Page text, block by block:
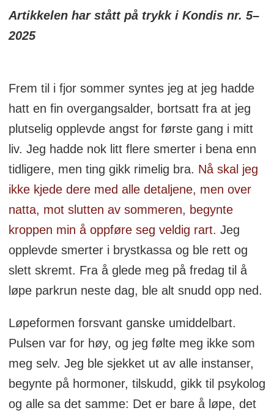
ingen treningshistorie fra ungdomstiden,
der hun kan se fjorden. (Foto: Emilia
Pulido Ulvang)
Artikkelen har stått på trykk i Kondis nr. 5–
2025
Frem til i fjor sommer syntes jeg at jeg hadde
hatt en fin overgangsalder, bortsatt fra at jeg
plutselig opplevde angst for første gang i mitt
liv. Jeg hadde nok litt flere smerter i bena enn
tidligere, men ting gikk rimelig bra. Nå skal jeg
ikke kjede dere med alle detaljene, men over
natta, mot slutten av sommeren, begynte
kroppen min å oppføre seg veldig rart. Jeg
opplevde smerter i brystkassa og ble rett og
slett skremt. Fra å glede meg på fredag til å
løpe parkrun neste dag, ble alt snudd opp ned.
Løpeformen forsvant ganske umiddelbart.
Pulsen var for høy, og jeg følte meg ikke som
meg selv. Jeg ble sjekket ut av alle instanser,
begynte på hormoner, tilskudd, gikk til psykolog
og alle sa det samme: Det er bare å løpe, det